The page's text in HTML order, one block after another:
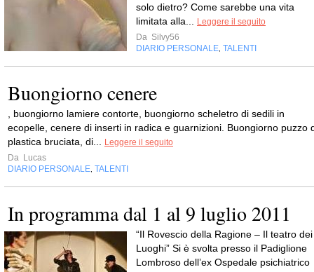
solo dietro? Come sarebbe una vita
limitata alla...
Leggere il seguito
Da Silvy56
DIARIO PERSONALE TALENTI
Buongiorno cenere
, buongiorno lamiere contorte, buongiorno scheletro di sedili in
ecopelle, cenere di inserti in radica e guarnizioni. Buongiorno puzzo
plastica bruciata, di...
Leggere il seguito
Da Lucas
DIARIO PERSONALE TALENTI
In programma dal 1 al 9 luglio 2011
“Il Rovescio della Ragione – Il teatro dei
Luoghi” Si è svolta presso il Padiglione
Lombroso dell’ex Ospedale psichiatrico